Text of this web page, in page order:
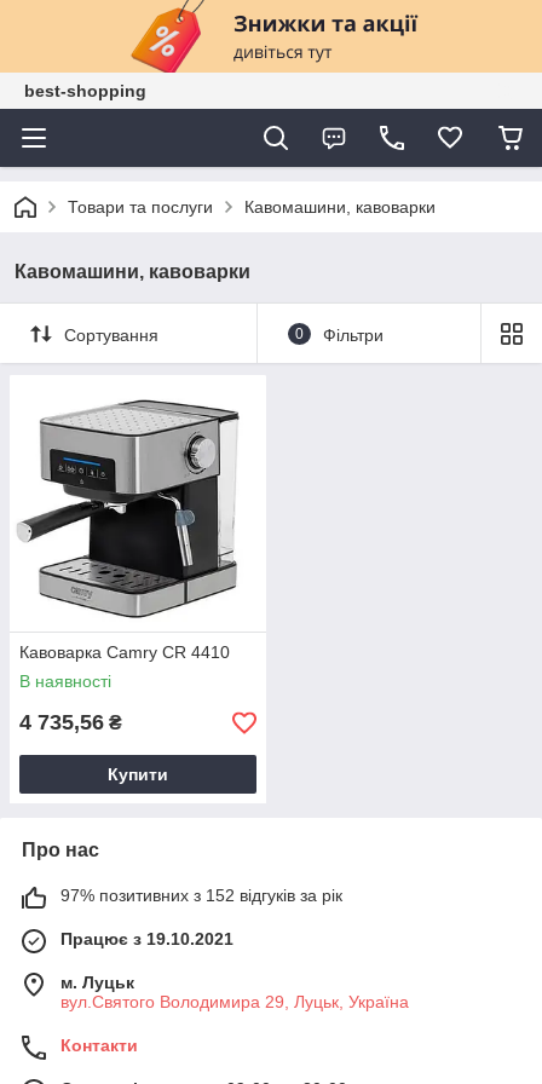
best-shopping
Товари та послуги Кавомашини, кавоварки
Кавомашини, кавоварки
Сортування 0 Фільтри
Кавоварка Camry CR 4410
В наявності
4 735,56 ₴
Купити
Про нас
97% позитивних з 152 відгуків за рік
Працює з 19.10.2021
м. Луцьк
вул.Святого Володимира 29, Луцьк, Україна
Контакти